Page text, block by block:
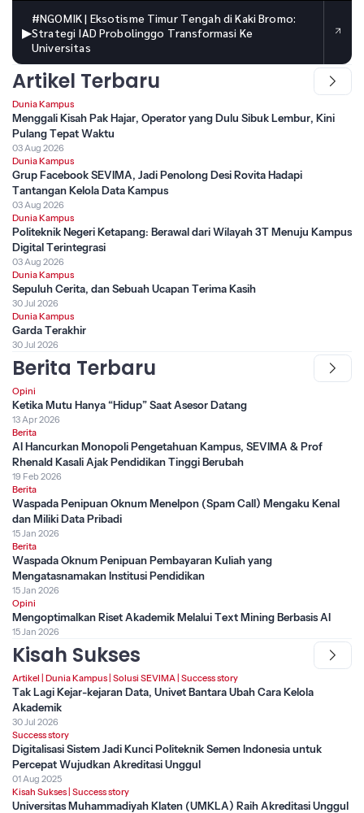
▶
#NGOMIK | Eksotisme Timur Tengah di Kaki Bromo:
Strategi IAD Probolinggo Transformasi Ke
Universitas
Artikel Terbaru
Dunia Kampus
Menggali Kisah Pak Hajar, Operator yang Dulu Sibuk Lembur, Kini
Pulang Tepat Waktu
03 Aug 2026
Dunia Kampus
Grup Facebook SEVIMA, Jadi Penolong Desi Rovita Hadapi
Tantangan Kelola Data Kampus
03 Aug 2026
Dunia Kampus
Politeknik Negeri Ketapang: Berawal dari Wilayah 3T Menuju Kampus
Digital Terintegrasi
03 Aug 2026
Dunia Kampus
Sepuluh Cerita, dan Sebuah Ucapan Terima Kasih
30 Jul 2026
Dunia Kampus
Garda Terakhir
30 Jul 2026
Berita Terbaru
Opini
Ketika Mutu Hanya “Hidup” Saat Asesor Datang
13 Apr 2026
Berita
AI Hancurkan Monopoli Pengetahuan Kampus, SEVIMA & Prof
Rhenald Kasali Ajak Pendidikan Tinggi Berubah
19 Feb 2026
Berita
Waspada Penipuan Oknum Menelpon (Spam Call) Mengaku Kenal
dan Miliki Data Pribadi
15 Jan 2026
Berita
Waspada Oknum Penipuan Pembayaran Kuliah yang
Mengatasnamakan Institusi Pendidikan
15 Jan 2026
Opini
Mengoptimalkan Riset Akademik Melalui Text Mining Berbasis AI
15 Jan 2026
Kisah Sukses
Artikel Dunia Kampus Solusi SEVIMA Success story
Tak Lagi Kejar-kejaran Data, Univet Bantara Ubah Cara Kelola
Akademik
30 Jul 2026
Success story
Digitalisasi Sistem Jadi Kunci Politeknik Semen Indonesia untuk
Percepat Wujudkan Akreditasi Unggul
01 Aug 2025
Kisah Sukses Success story
Universitas Muhammadiyah Klaten (UMKLA) Raih Akreditasi Unggul